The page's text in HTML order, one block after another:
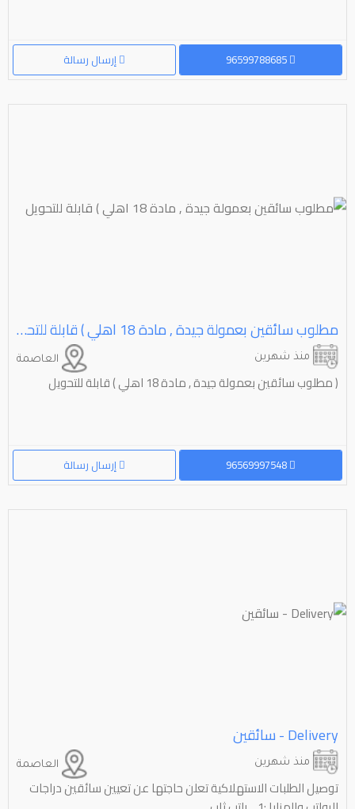
إرسال رسالة
مطلوب سائقين بعمولة جيدة , مادة 18 اهلي ) قابلة للتحويل
العاصمة منذ شهرين
( مطلوب سائقين بعمولة جيدة , مادة 18 اهلي ) قابلة للتحويل
إرسال رسالة
‎Delivery‏ - سائقين
العاصمة منذ شهرين
توصيل الطلبات الاستهلاكية تعلن حاجتها عن تعيين سائقين دراجات